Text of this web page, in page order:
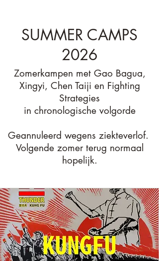
SUMMER CAMPS
2026
Zomerkampen met Gao Bagua,
Xingyi, Chen Taiji en Fighting
Strategies
in chronologische volgorde
Geannuleerd wegens ziekteverlof.
Volgende zomer terug normaal
hopelijk.